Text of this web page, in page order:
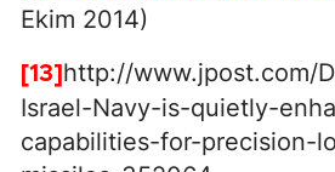
Ekim 2014)
[13] http://www.jpost.com/
Israel-Navy-is-quietly-
capabilities-for-precision-